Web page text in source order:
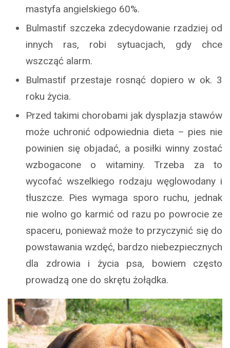
mastyfa angielskiego 60%.
Bulmastif szczeka zdecydowanie rzadziej od
innych ras, robi sytuacjach, gdy chce
wszcząć alarm.
Bulmastif przestaje rosnąć dopiero w ok. 3
roku życia.
Przed takimi chorobami jak dysplazja stawów
może uchronić odpowiednia dieta – pies nie
powinien się objadać, a posiłki winny zostać
wzbogacone o witaminy. Trzeba za to
wycofać wszelkiego rodzaju węglowodany i
tłuszcze. Pies wymaga sporo ruchu, jednak
nie wolno go karmić od razu po powrocie ze
spaceru, ponieważ może to przyczynić się do
powstawania wzdęć, bardzo niebezpiecznych
dla zdrowia i życia psa, bowiem często
prowadzą one do skrętu żołądka.